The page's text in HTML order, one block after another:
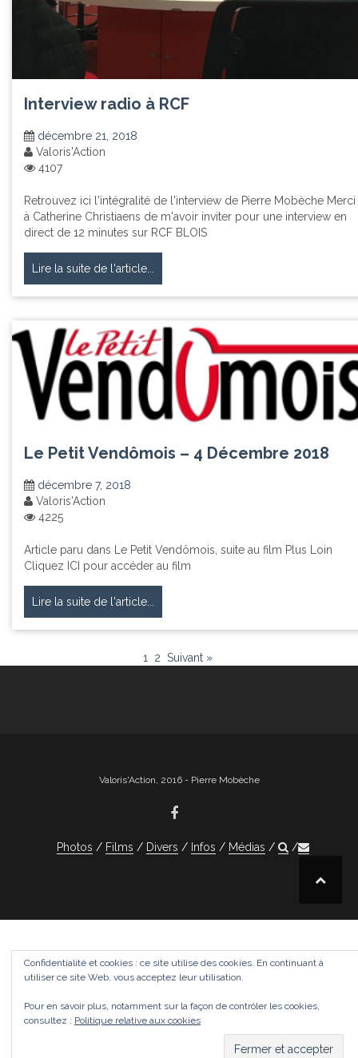
Interview radio à RCF
décembre 21, 2018
Valoris'Action
4107
Retrouvez ici l'intégralité de l'interview de Pierre Mobèche Merci
à Catherine Christiaens de m'avoir inviter pour une interview en
direct de 12 minutes sur RCF BLOIS
Lire la suite de l'article...
Le Petit Vendômois – 4 Décembre 2018
décembre 7, 2018
Valoris'Action
4225
Article paru dans Le Petit Vendômois, suite au film Plus Loin
Cliquez ICI pour accéder au film
Lire la suite de l'article...
1 2 Suivant »
Valoris'Action, 2016 - Pierre Mobèche
Photos Films Divers Infos Médias
Confidentialité et cookies : ce site utilise des cookies. En continuant à
utiliser ce site Web, vous acceptez leur utilisation.
Pour en savoir plus, notamment sur la façon de contrôler les cookies,
consultez : Politique relative aux cookies